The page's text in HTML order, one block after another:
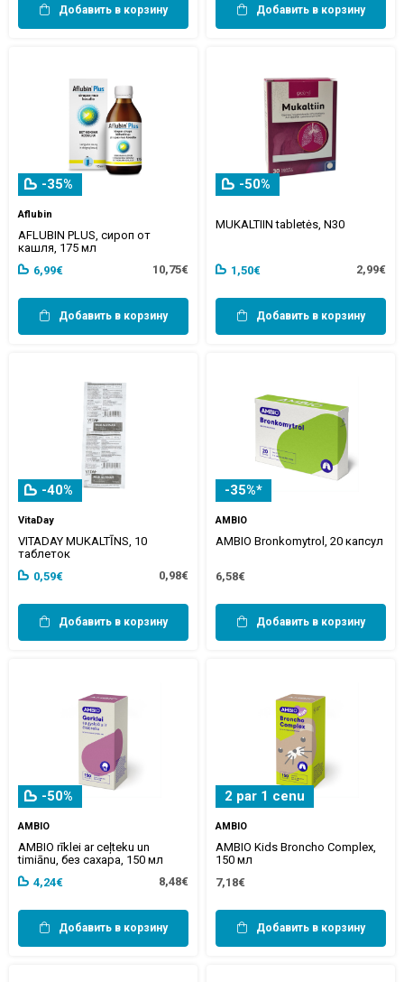
Добавить в корзину Добавить в корзину
-35%
Aflubin
AFLUBIN PLUS, сироп от
кашля, 175 мл
6,99€
10,75€
Добавить в корзину
-50%
MUKALTIIN tabletės, N30
1,50€ 2,99€
Добавить в корзину
-40%
VitaDay
VITADAY MUKALTĪNS, 10
таблеток
0,59€
0,98€
Добавить в корзину
-35%*
AMBIO
AMBIO Bronkomytrol, 20 капсул
6,58€
Добавить в корзину
-50%
AMBIO
AMBIO rīklei ar ceļteku un
timiānu, без сахара, 150 мл
4,24€
8,48€
Добавить в корзину
2 par 1 cenu
AMBIO
AMBIO Kids Broncho Complex,
150 мл
7,18€
Добавить в корзину